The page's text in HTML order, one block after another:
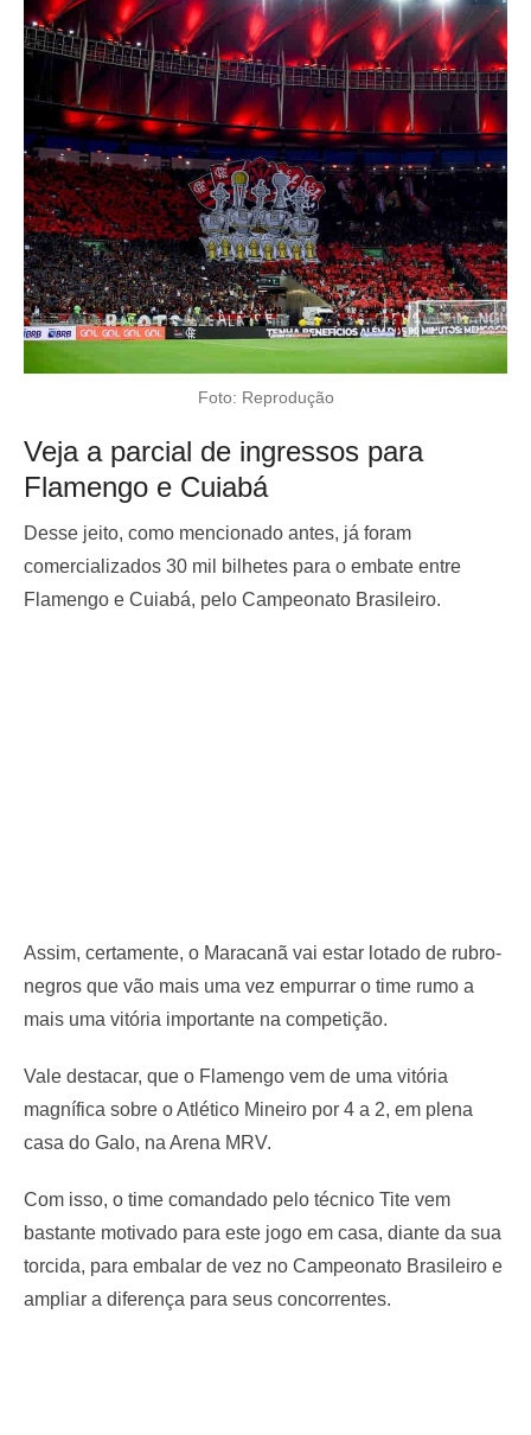
Foto: Reprodução
Veja a parcial de ingressos para
Flamengo e Cuiabá
Desse jeito, como mencionado antes, já foram
comercializados 30 mil bilhetes para o embate entre
Flamengo e Cuiabá, pelo Campeonato Brasileiro.
Assim, certamente, o Maracanã vai estar lotado de rubro-
negros que vão mais uma vez empurrar o time rumo a
mais uma vitória importante na competição.
Vale destacar, que o Flamengo vem de uma vitória
magnífica sobre o Atlético Mineiro por 4 a 2, em plena
casa do Galo, na Arena MRV.
Com isso, o time comandado pelo técnico Tite vem
bastante motivado para este jogo em casa, diante da sua
torcida, para embalar de vez no Campeonato Brasileiro e
ampliar a diferença para seus concorrentes.